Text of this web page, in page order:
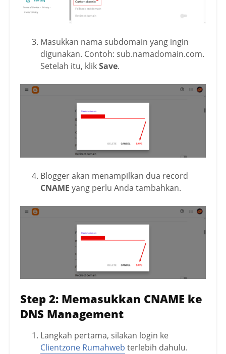
Masukkan nama subdomain yang ingin
digunakan. Contoh: sub.namadomain.com.
Setelah itu, klikSave.
Blogger akan menampilkan dua record
CNAME yang perlu Anda tambahkan.
Step 2: Memasukkan CNAME ke
DNS Management
Langkah pertama, silakan login ke
Clientzone Rumahweb terlebih dahulu.